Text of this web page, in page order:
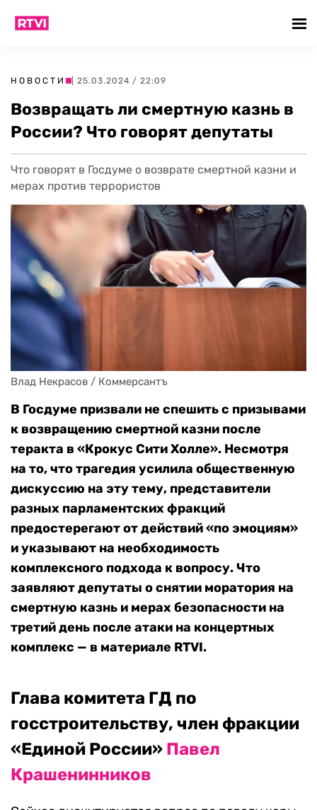
НОВОСТИ | 25.03.2024 / 22:09
Возвращать ли смертную казнь в
России? Что говорят депутаты
Что говорят в Госдуме о возврате смертной казни и
мерах против террористов
Влад Некрасов / Коммерсантъ
В Госдуме призвали не спешить с призывами
к возвращению смертной казни после
теракта в «Крокус Сити Холле». Несмотря
на то, что трагедия усилила общественную
дискуссию на эту тему, представители
разных парламентских фракций
предостерегают от действий «по эмоциям»
и указывают на необходимость
комплексного подхода к вопросу. Что
заявляют депутаты о снятии моратория на
смертную казнь и мерах безопасности на
третий день после атаки на концертных
комплекс — в материале RTVI.
Глава комитета ГД по
госстроительству, член фракции
«Единой России» Павел
Крашенинников